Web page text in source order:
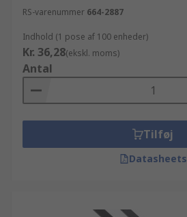
RS-varenummer 664-2887
Indhold (1 pose af 100 enheder)
Kr. 36,28(ekskl. moms)
Antal
Tilføj
Datasheets